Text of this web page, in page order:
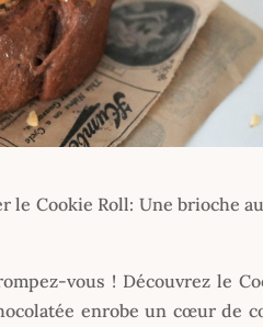
le Cookie Roll: Une brioche
vous ! Découvrez le
enrobe un cœur de